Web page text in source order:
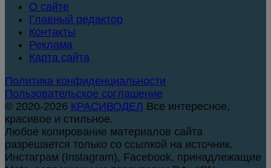
О сайте
Главный редактор
Контакты
Реклама
Карта сайта
Политика конфиденциальности
Пользовательское соглашение
© 2020-2026 КРАСИВОДЕЛ Все интересное,
красивое и стильное.
Любое копирование материалов сайта
разрешается только со ссылкой на источник.
Инстаграм (Instagram), Facebook, принадлежащие